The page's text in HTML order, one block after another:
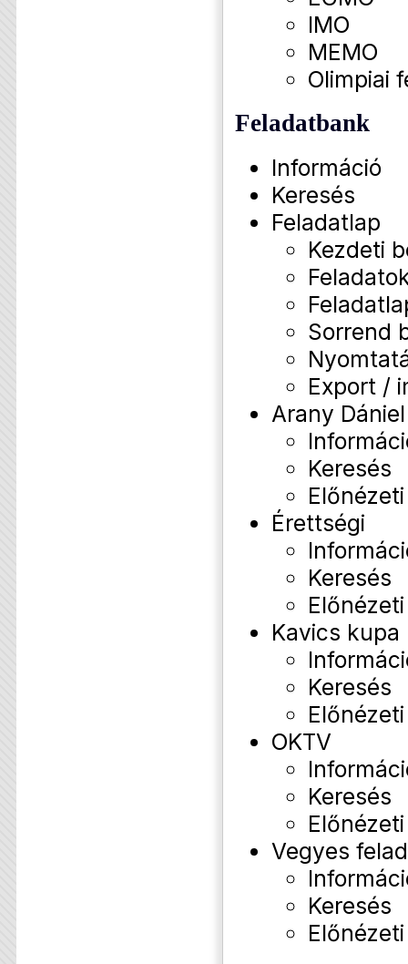
IMO
MEMO
Olimpiai
Feladatbank
Információ
Keresés
Feladatlap
Kezdeti
Sorrend
Export /
Arany Dániel
Keresés
Érettségi
Keresés
Kavics kupa
Keresés
OKTV
Keresés
Vegyes
Keresés